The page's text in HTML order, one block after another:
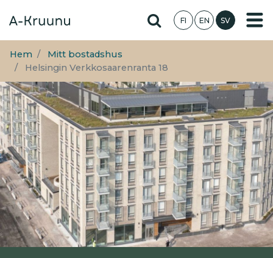
huvudinnehåll
Hae sivustolta
FI EN SV
Hem
Mitt bostadshus
Helsingin Verkkosaarenranta 18